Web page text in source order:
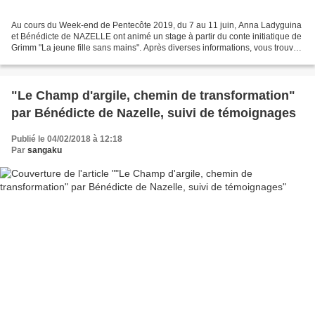
Au cours du Week-end de Pentecôte 2019, du 7 au 11 juin, Anna Ladyguina
et Bénédicte de NAZELLE ont animé un stage à partir du conte initiatique de
Grimm "La jeune fille sans mains". Après diverses informations, vous trouvez
"Le Champ d'argile, chemin de transformation"
par Bénédicte de Nazelle, suivi de témoignages
Publié le 04/02/2018 à 12:18
Par sangaku